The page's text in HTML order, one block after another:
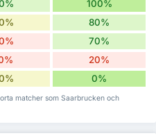
100%
80%
70%
20%
0%
matcher som Saarbrucken och